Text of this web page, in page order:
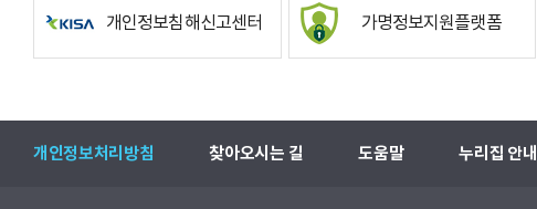
개인정보침해신고센터 가명정보지원플랫폼
개인정보처리방침 찾아오시는 길 도움말 누리집 안내